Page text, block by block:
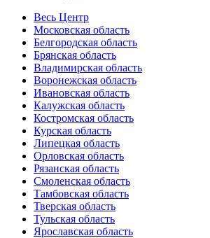
Весь Центр
Московская область
Белгородская область
Брянская область
Владимирская область
Воронежская область
Ивановская область
Калужская область
Костромская область
Курская область
Липецкая область
Орловская область
Рязанская область
Смоленская область
Тамбовская область
Тверская область
Тульская область
Ярославская область